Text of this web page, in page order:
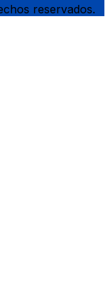
reservados.